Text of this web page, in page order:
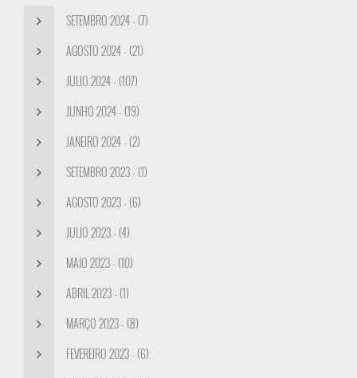
SETEMBRO 2024 - (7)
AGOSTO 2024 - (21)
JULIO 2024 - (107)
JUNHO 2024 - (19)
JANEIRO 2024 - (2)
SETEMBRO 2023 - (1)
AGOSTO 2023 - (6)
JULIO 2023 - (4)
MAIO 2023 - (10)
ABRIL 2023 - (1)
MARÇO 2023 - (8)
FEVEREIRO 2023 - (6)